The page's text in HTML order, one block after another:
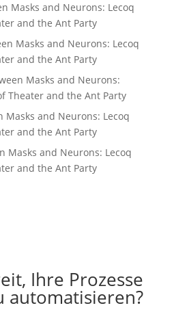
Masks and Neurons: Lecoq
and the Ant Party
Masks and Neurons: Lecoq
and the Ant Party
Masks and Neurons:
Theater and the Ant Party
Masks and Neurons: Lecoq
and the Ant Party
Masks and Neurons: Lecoq
and the Ant Party
Ihre Prozesse
automatisieren?